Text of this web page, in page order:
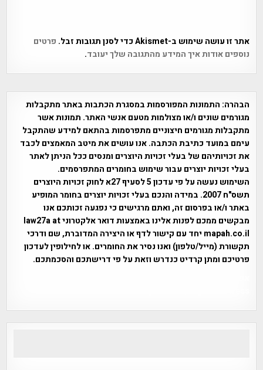
אתר זו עושה שימוש ב-Akismet כדי לסנן תגובות זבל.
פרטים
נוספים אודות איך המידע מהתגובה שלך יעובד.
הבהרה: התמונות המפורסמות במסגרת הכתבות באתר מתקבלות
מגורמים שונים ו/או מצולמות מטעם אנשי האתר. תמונות אשר
מתקבלות מגורמים חיצוניים מתפרסמות בהתאם למידע שהתקבל
עימם במועד כתיבת הכתבה. אנו עושים את מיטב המאמצים לכבד
את זכויותיהם של בעלי זכויות היוצרים ומנסים ככל הניתן לאתר
בעלי זכויות יוצרים עבור שימוש בחומרים המתפרסמים.
השימוש נעשה על פי עדכון 5 לסעיף 27א לחוק זכויות היוצרים
תשס"ח 2007. במידה והנכם בעלי זכויות יוצרים בחומר המופיע
באתר ו/או בפרסום זה, ואתם מרגישים כי נפגעה זכותכם אנו
מבקשים ממכם לפנות אלינו באמצעות דואר אלקטרוני law27a at
mapah.co.il יחד עם קישור לדף או היצירה המדוברת, שם ודרכי
תקשורת (מייל/טלפון) ואנו נסיר את החומרים. או לחילופין לעדכון
פרטיכם ומתן קרדיט כנדרש וזאת על פי דרישתכם והסכמתכם.